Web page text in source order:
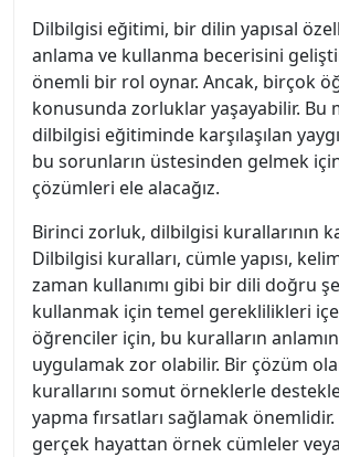
Dilbilgisi eğitimi, bir dilin yapısal
anlama ve kullanma becerisini
önemli bir rol oynar. Ancak, birçok
konusunda zorluklar yaşayabilir. Bu
dilbilgisi eğitiminde karşılaşılan
bu sorunların üstesinden gelmek
çözümleri ele alacağız.
Birinci zorluk, dilbilgisi kurallarının
Dilbilgisi kuralları, cümle yapısı,
zaman kullanımı gibi bir dili doğru
kullanmak için temel gereklilikleri
öğrenciler için, bu kuralların
uygulamak zor olabilir. Bir çözüm
kurallarını somut örneklerle
yapma fırsatları sağlamak
gerçek hayattan örnek cümleler